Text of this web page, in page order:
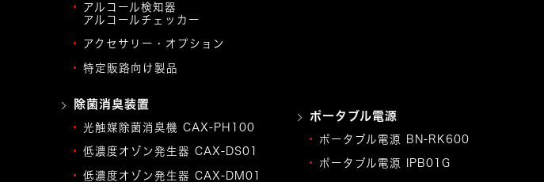
アルコール検知器
アルコールチェッカー
アクセサリー・オプション
特定販路向け製品
除菌消臭装置
光触媒除菌消臭機 CAX-PH100
低濃度オゾン発生器 CAX-DS01
低濃度オゾン発生器 CAX-DM01
ポータブル電源
ポータブル電源 BN-RK600
ポータブル電源 IPB01G